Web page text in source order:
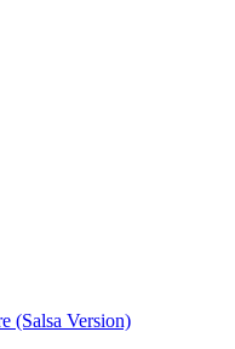
(Salsa Version)